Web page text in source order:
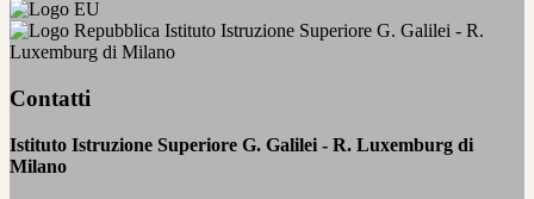
Istituto Istruzione Superiore G. Galilei - R.
Luxemburg di Milano
Contatti
Istituto Istruzione Superiore G. Galilei - R. Luxemburg di
Milano